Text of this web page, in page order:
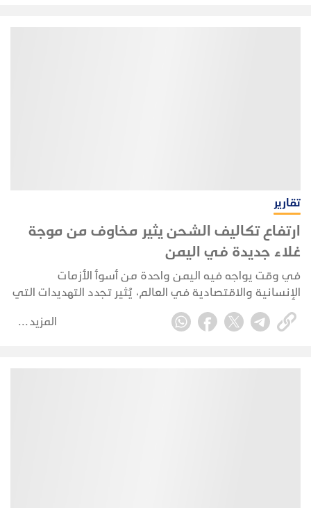
تقارير
ارتفاع تكاليف الشحن يثير مخاوف من موجة
غلاء جديدة في اليمن
في وقت يواجه فيه اليمن واحدة من أسوأ الأزمات
الإنسانية والاقتصادية في العالم، يُثير تجدد التهديدات التي
أطلقتها الجماعة الحوثية باستهداف الملاحة التجارية في
البحر الأحمر ومضيق باب المندب مخاوف متزايدة منالمزيد